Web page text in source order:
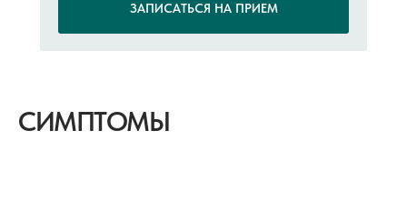
ЗАПИСАТЬСЯ НА ПРИЕМ
СИМПТОМЫ